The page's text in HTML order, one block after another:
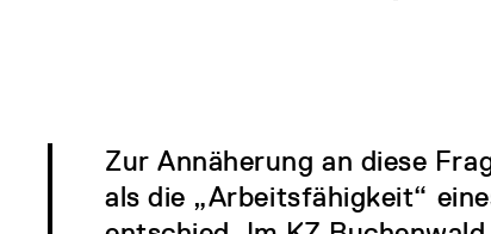
Zur Annäherung an diese
als die „Arbeitsfähigkeit“